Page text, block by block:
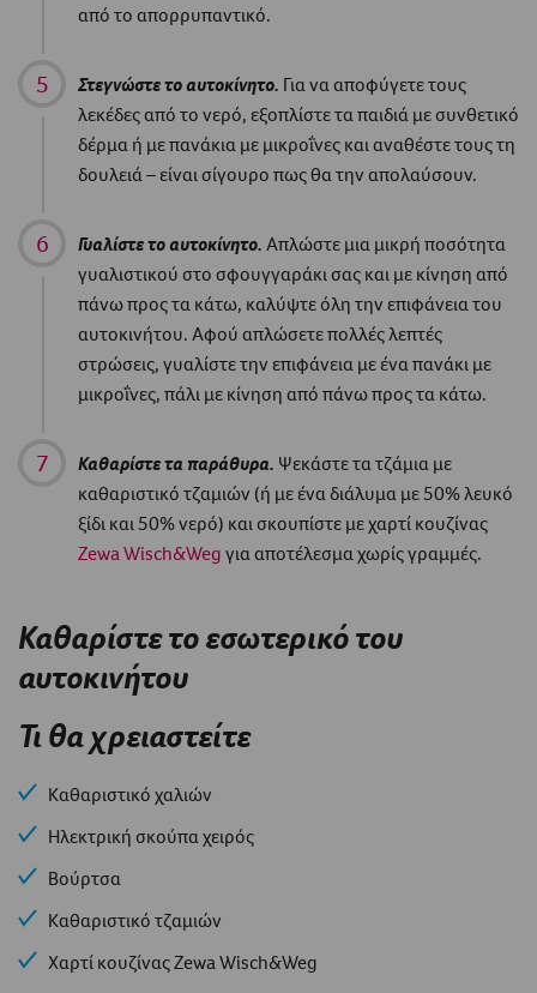
από το απορρυπαντικό.
Στεγνώστε το αυτοκίνητο. Για να αποφύγετε τους
λεκέδες από το νερό, εξοπλίστε τα παιδιά με συνθετικό
δέρμα ή με πανάκια με μικροΐνες και αναθέστε τους τη
δουλειά – είναι σίγουρο πως θα την απολαύσουν.
Γυαλίστε το αυτοκίνητο. Απλώστε μια μικρή ποσότητα
γυαλιστικού στο σφουγγαράκι σας και με κίνηση από
πάνω προς τα κάτω, καλύψτε όλη την επιφάνεια του
αυτοκινήτου. Αφού απλώσετε πολλές λεπτές
στρώσεις, γυαλίστε την επιφάνεια με ένα πανάκι με
μικροΐνες, πάλι με κίνηση από πάνω προς τα κάτω.
Καθαρίστε τα παράθυρα. Ψεκάστε τα τζάμια με
καθαριστικό τζαμιών (ή με ένα διάλυμα με 50% λευκό
ξίδι και 50% νερό) και σκουπίστε με χαρτί κουζίνας
Zewa Wisch&Weg για αποτέλεσμα χωρίς γραμμές.
Καθαρίστε το εσωτερικό του
αυτοκινήτου
Τι θα χρειαστείτε
Καθαριστικό χαλιών
Ηλεκτρική σκούπα χειρός
Βούρτσα
Καθαριστικό τζαμιών
Χαρτί κουζίνας Zewa Wisch&Weg